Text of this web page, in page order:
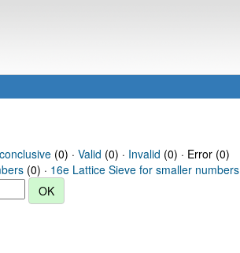
(0) · Valid (0) · Invalid (0) · Error (0)
(0) · 16e Lattice Sieve for smaller numbers